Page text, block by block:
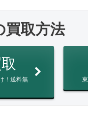
買取方法
！送料無